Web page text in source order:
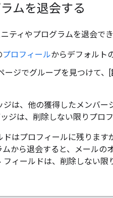
ムを退会する
ティやプログラムを退会でき
プロフィールからデフォルト
ージでグループを見つけて、[
ジは、他の獲得したメンバ
ジは、削除しない限りプロ
はプロフィールに残りま
ムから退会すると、メール
ィールドは、削除しない限